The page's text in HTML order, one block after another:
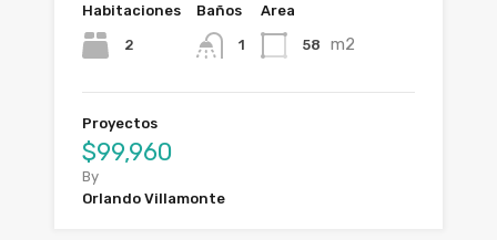
Habitaciones
2
Baños
1
Area
58 m2
Proyectos
$99,960
By
Orlando Villamonte